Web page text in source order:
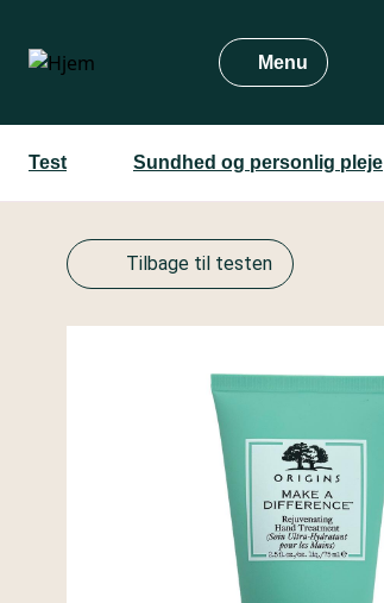
hovedindhold
Menu
Test Sundhed og personlig pleje
Tilbage til testen